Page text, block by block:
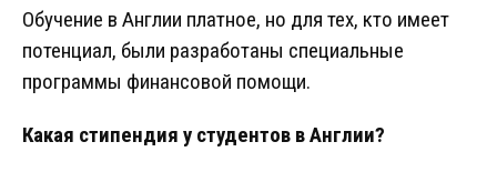
Обучение в Англии платное, но для тех, кто имеет
потенциал, были разработаны специальные
программы финансовой помощи.
Какая стипендия у студентов в Англии?